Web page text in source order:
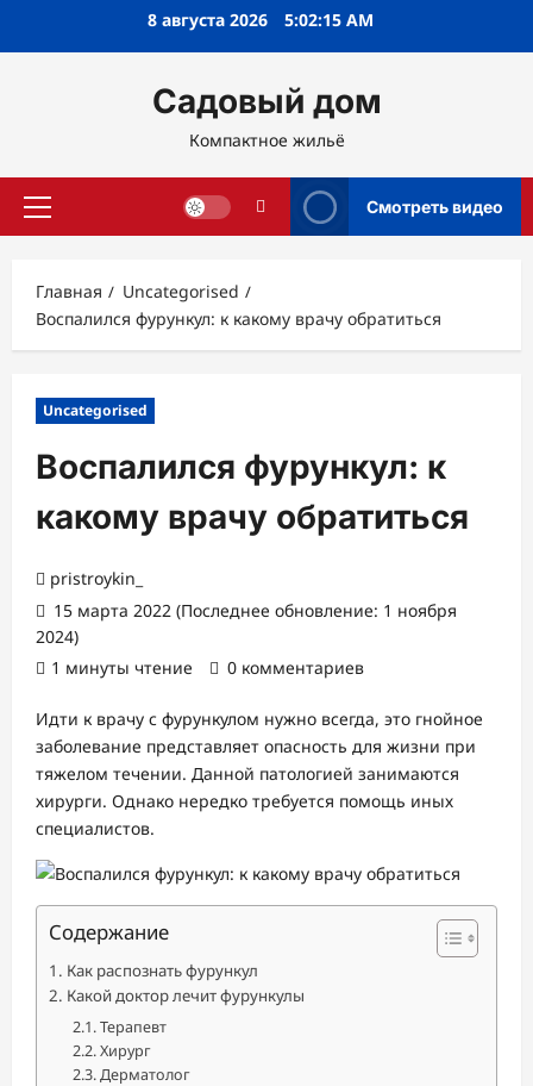
8 августа 2026 5:02:16 AM
Садовый дом
Компактное жильё
Основное
Смотреть видео
Главная
Uncategorised
Воспалился фурункул: к какому врачу обратиться
Uncategorised
Воспалился фурункул: к
какому врачу обратиться
pristroykin_
15 марта 2022 (Последнее обновление: 1 ноября
2024)
1 минуты чтение
0 комментариев
Идти к врачу с фурункулом нужно всегда, это гнойное
заболевание представляет опасность для жизни при
тяжелом течении. Данной патологией занимаются
хирурги. Однако нередко требуется помощь иных
специалистов.
Содержание
Как распознать фурункул
Какой доктор лечит фурункулы
Терапевт
Хирург
Дерматолог